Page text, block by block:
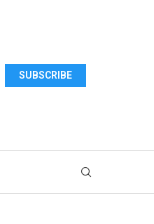
SUBSCRIBE